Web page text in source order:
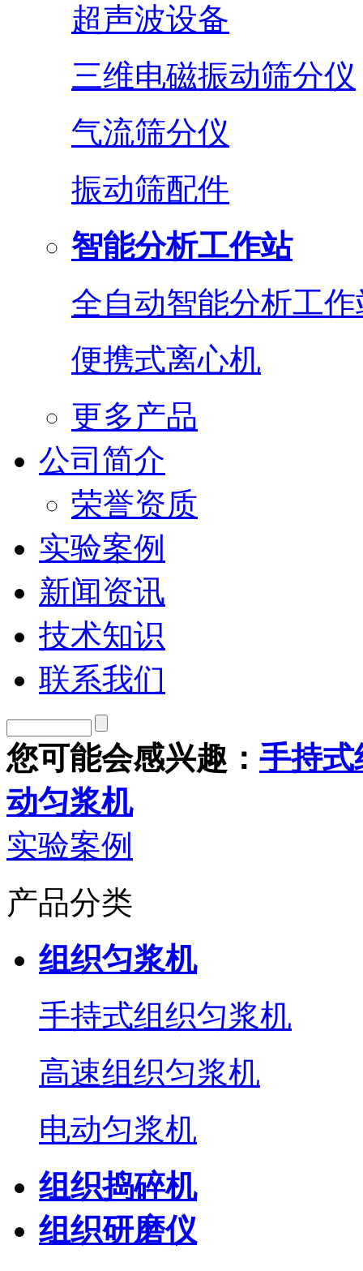
超声波设备
三维电磁振动筛分仪
气流筛分仪
振动筛配件
智能分析工作站
全自动智能分析工作
便携式离心机
更多产品
公司简介
荣誉资质
实验案例
新闻资讯
技术知识
联系我们
您可能会感兴趣： 手持式
动匀浆机
实验案例
产品分类
组织匀浆机
手持式组织匀浆机
高速组织匀浆机
电动匀浆机
组织捣碎机
组织研磨仪